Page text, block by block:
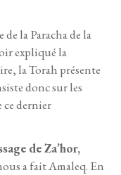
la Paracha de la
expliqué la
la Torah présente
donc sur les
ce dernier
de Za’hor,
a fait Amaleq. En